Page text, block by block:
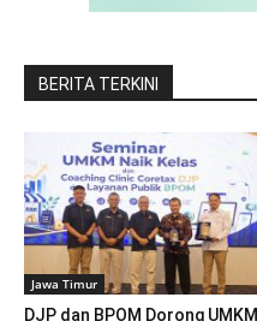
BERITA TERKINI
Jawa Timur
DJP dan BPOM Dorong UMKM